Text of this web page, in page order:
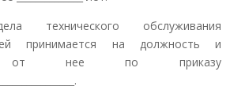
технического обслуживания
принимается на должность и
от нее по приказу